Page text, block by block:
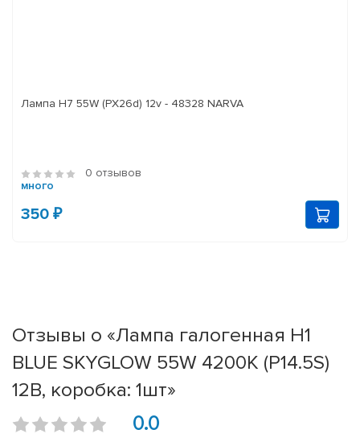
Лампа H7 55W (PX26d) 12v - 48328 NARVA
0 отзывов
много
350 ₽
Отзывы о «Лампа галогенная H1
BLUE SKYGLOW 55W 4200K (P14.5S)
12В, коробка: 1шт»
0.0